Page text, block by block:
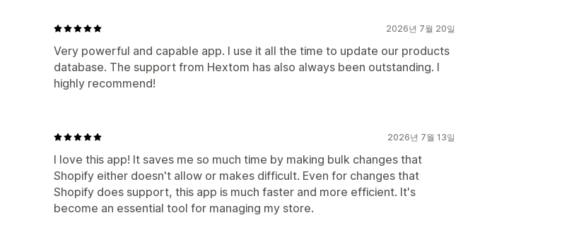
2026년 7월 20일
Very powerful and capable app. I use it all the time to update our products
database. The support from Hextom has also always been outstanding. I
highly recommend!
2026년 7월 13일
I love this app! It saves me so much time by making bulk changes that
Shopify either doesn't allow or makes difficult. Even for changes that
Shopify does support, this app is much faster and more efficient. It's
become an essential tool for managing my store.